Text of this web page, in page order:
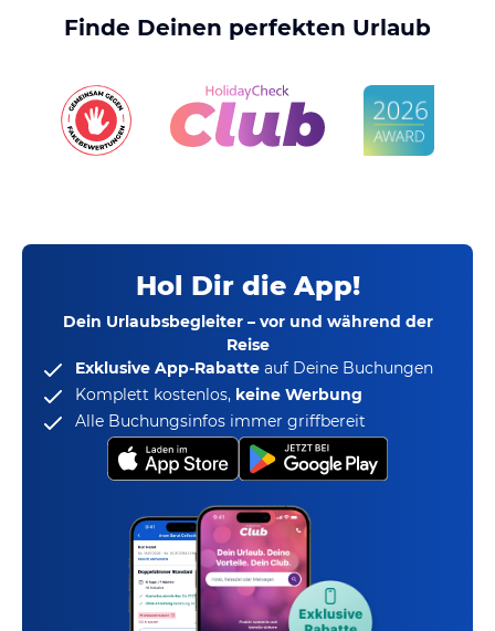
Finde Deinen perfekten Urlaub
Hol Dir die App!
Dein Urlaubsbegleiter – vor und während der
Reise
Exklusive App-Rabatte auf Deine Buchungen
Komplett kostenlos, keine Werbung
Alle Buchungsinfos immer griffbereit